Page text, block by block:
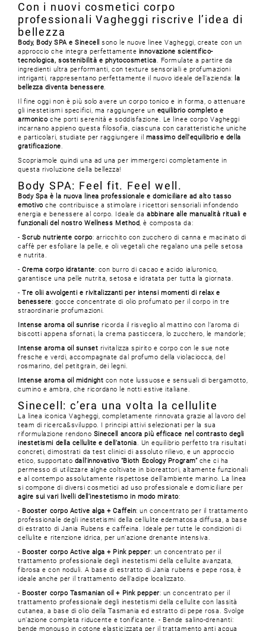
Con i nuovi cosmetici corpo
professionali Vagheggi riscrive l’idea di
bellezza
Body, Body SPA e Sinecellsono le nuove linee Vagheggi, create con un
approccio che integra perfettamente innovazione scientifico-
tecnologica, sostenibilità e phytocosmetica. Formulate a partire da
ingredienti ultra performanti, con texture sensoriali e profumazioni
intriganti, rappresentano perfettamente il nuovo ideale dell’azienda: la
bellezza diventa benessere.
Il fine oggi non è più solo avere un corpo tonico e in forma, o attenuare
gli inestetismi specifici, ma raggiungere un equilibrio completo e
armonico che porti serenità e soddisfazione. Le linee corpo Vagheggi
incarnano appieno questa filosofia, ciascuna con caratteristiche uniche
e particolari, studiate per raggiungere il massimo dell'equilibrio e della
gratificazione.
Scopriamole quindi una ad una per immergerci completamente in
questa rivoluzione della bellezza!
Body SPA: Feel fit. Feel well.
Body Spa è la nuova linea professionale e domiciliare ad alto tasso
emotivo che contribuisce a stimolare i ricettori sensoriali infondendo
energia e benessere al corpo. Ideale da abbinare alle manualità rituali e
funzionali del nostro Wellness Method, è composta da:
- Scrub nutriente corpo: arricchito con zucchero di canna e macinato di
caffè per esfoliare la pelle, e oli vegetali che regalano una pelle setosa
e nutrita.
-Crema corpo idratante: con burro di cacao e acido ialuronico,
garantisce una pelle nutrita, setosa e idratata per tutta la giornata.
-Tre olii avvolgenti e rivitalizzanti per intensi momenti di relax e
benessere: gocce concentrate di olio profumato per il corpo in tre
straordinarie profumazioni.
Intense aroma oil sunrise ricorda il risveglio al mattino con l’aroma di
biscotti appena sfornati, la crema pasticcera, lo zucchero, le mandorle;
Intense aroma oil sunset rivitalizza spirito e corpo con le sue note
fresche e verdi, accompagnate dal profumo della violaciocca, del
rosmarino, del petitgrain, dei legni.
Intense aroma oil midnight con note lussuose e sensuali di bergamotto,
cumino e ambra, che ricordano le notti estive italiane.
Sinecell: c’era una volta la cellulite
La linea iconica Vagheggi, completamente rinnovata grazie al lavoro del
team di ricerca&sviluppo. I principi attivi selezionati per la sua
riformulazione rendono Sinecell ancora più efficace nel contrasto degli
inestetismi della cellulite e dell’atonia. Un equilibrio perfetto tra risultati
concreti, dimostrati da test clinici di assoluto rilievo, e un approccio
etico, supportato dall’innovativo “Bioth Ecology Program”che ci ha
permesso di utilizzare alghe coltivate in bioreattori, altamente funzionali
e al contempo assolutamente rispettose dell’ambiente marino. La linea
si compone di diversi cosmetici ad uso professionale e domiciliare per
agire sui vari livelli dell’inestetismo in modo mirato:
- Booster corpo Active alga + Caffein: un concentrato per il trattamento
professionale degli inestetismi della cellulite edematosa diffusa, a base
di estratto di Jania Rubens e caffeina. Ideale per tutte le condizioni di
cellulite e ritenzione idrica, per un’azione drenante intensiva.
- Booster corpo Active alga + Pink pepper: un concentrato per il
trattamento professionale degli inestetismi della cellulite avanzata,
fibrosa e con noduli. A base di estratto di Jania rubens e pepe rosa, è
ideale anche per il trattamento dell’adipe localizzato.
- Booster corpo Tasmanian oil + Pink pepper: un concentrato per il
trattamento professionale degli inestetismi della cellulite con lassità
cutanea, a base di olio della Tasmania ed estratto di pepe rosa. Svolge
un’azione completa riducente e tonificante. - Bende salino-drenanti:
bende monouso in cotone elasticizzata per il trattamento anti acqua